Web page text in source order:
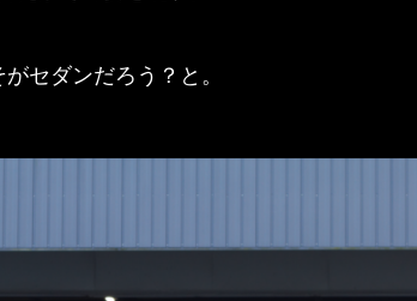
セダンだろう？と。